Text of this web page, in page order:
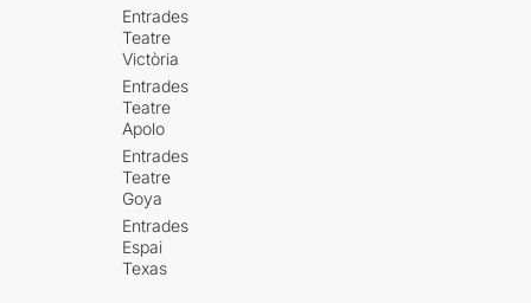
Entrades
Teatre
Victòria
Entrades
Teatre
Apolo
Entrades
Teatre
Goya
Entrades
Espai
Texas